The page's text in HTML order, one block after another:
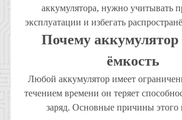
аккумулятора, нужно учитывать
эксплуатации и избегать
Почему аккумулятор
ёмкость
Любой аккумулятор имеет
течением времени он теряет
заряд. Основные причины этого